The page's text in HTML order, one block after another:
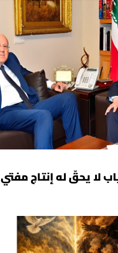
لا يحقّ له إنتاج مفتي